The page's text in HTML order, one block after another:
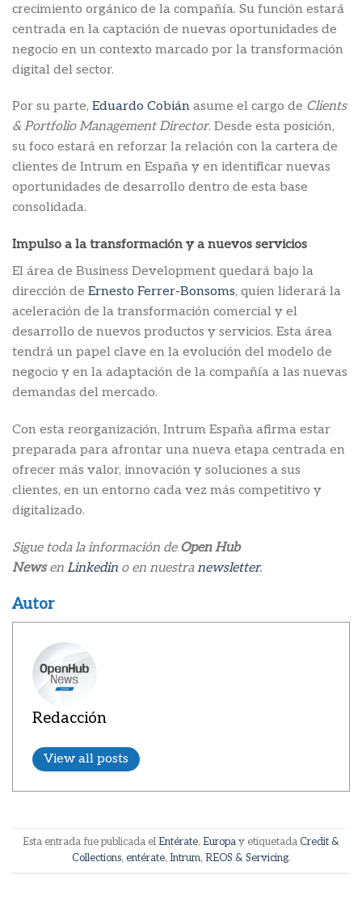
crecimiento orgánico de la compañía. Su función estará
centrada en la captación de nuevas oportunidades de
negocio en un contexto marcado por la transformación
digital del sector.
Por su parte, Eduardo Cobián asume el cargo de Clients
& Portfolio Management Director. Desde esta posición,
su foco estará en reforzar la relación con la cartera de
clientes de Intrum en España y en identificar nuevas
oportunidades de desarrollo dentro de esta base
consolidada.
Impulso a la transformación y a nuevos servicios
El área de Business Development quedará bajo la
dirección de Ernesto Ferrer-Bonsoms, quien liderará la
aceleración de la transformación comercial y el
desarrollo de nuevos productos y servicios. Esta área
tendrá un papel clave en la evolución del modelo de
negocio y en la adaptación de la compañía a las nuevas
demandas del mercado.
Con esta reorganización, Intrum España afirma estar
preparada para afrontar una nueva etapa centrada en
ofrecer más valor, innovación y soluciones a sus
clientes, en un entorno cada vez más competitivo y
digitalizado.
Sigue toda la información de Open Hub
Newsen Linkedin o en nuestranewsletter.
Autor
Redacción
View all posts
Esta entrada fue publicada el Entérate, Europay etiquetadaCredit &
Collections, entérate, Intrum, REOS & Servicing.